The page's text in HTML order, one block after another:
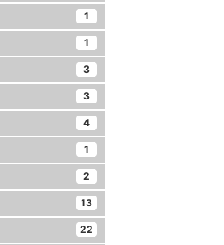
1
1
3
3
4
1
2
13
22